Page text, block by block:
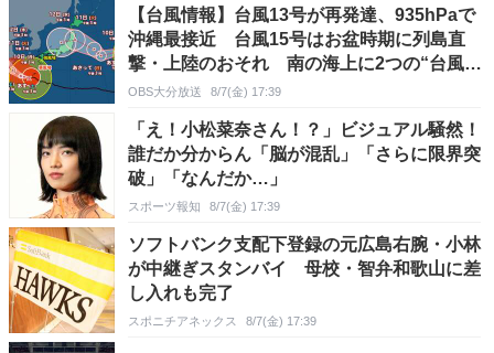
【台風情報】台風13号が再発達、935hPaで
沖縄最接近 台風15号はお盆時期に列島直
撃・上陸のおそれ 南の海上に2つの“台風の
たまご”【気象庁最新発表】
OBS大分放送 8/7(金) 17:39
「え！小松菜奈さん！？」ビジュアル騒然！
誰だか分からん「脳が混乱」「さらに限界突
破」「なんだか…」
スポーツ報知 8/7(金) 17:39
ソフトバンク支配下登録の元広島右腕・小林
が中継ぎスタンバイ 母校・智弁和歌山に差
し入れも完了
スポニチアネックス 8/7(金) 17:39